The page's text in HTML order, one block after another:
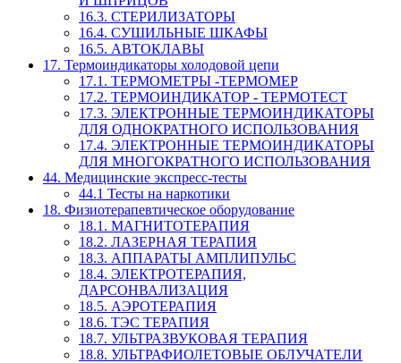
16.3. СТЕРИЛИЗАТОРЫ
16.4. СУШИЛЬНЫЕ ШКАФЫ
16.5. АВТОКЛАВЫ
17. Термоиндикаторы холодовой цепи
17.1. ТЕРМОМЕТРЫ -ТЕРМОМЕР
17.2. ТЕРМОИНДИКАТОР - ТЕРМОТЕСТ
17.3. ЭЛЕКТРОННЫЕ ТЕРМОИНДИКАТОРЫ
ДЛЯ ОДНОКРАТНОГО ИСПОЛЬЗОВАНИЯ
17.4. ЭЛЕКТРОННЫЕ ТЕРМОИНДИКАТОРЫ
ДЛЯ МНОГОКРАТНОГО ИСПОЛЬЗОВАНИЯ
44. Медицинские экспресс-тесты
44.1 Тесты на наркотики
18. Физиотерапевтическое оборудование
18.1. МАГНИТОТЕРАПИЯ
18.2. ЛАЗЕРНАЯ ТЕРАПИЯ
18.3. АППАРАТЫ АМПЛИПУЛЬС
18.4. ЭЛЕКТРОТЕРАПИЯ,
ДАРСОНВАЛИЗАЦИЯ
18.5. АЭРОТЕРАПИЯ
18.6. ТЭС ТЕРАПИЯ
18.7. УЛЬТРАЗВУКОВАЯ ТЕРАПИЯ
18.8. УЛЬТРАФИОЛЕТОВЫЕ ОБЛУЧАТЕЛИ